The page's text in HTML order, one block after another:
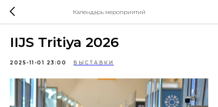
Календарь мероприятий
IIJS Tritiya 2026
2025-11-01 23:00 ВЫСТАВКИ